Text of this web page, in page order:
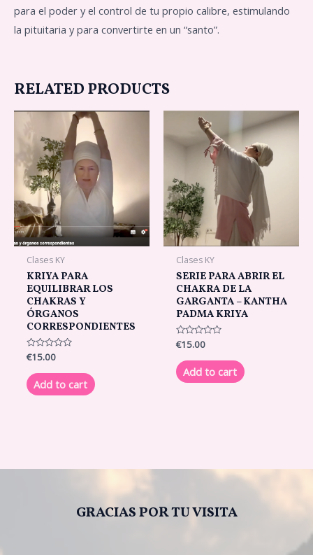
para el poder y el control de tu propio calibre, estimulando
la pituitaria y para convertirte en un “santo”.
RELATED PRODUCTS
Clases KY
KRIYA PARA
EQUILIBRAR LOS
CHAKRAS Y
ÓRGANOS
CORRESPONDIENTES
Rated
0
out
of
5
€15.00
Add to cart
Clases KY
SERIE PARA ABRIR EL
CHAKRA DE LA
GARGANTA – KANTHA
PADMA KRIYA
Rated
0
out
of
5
€15.00
Add to cart
GRACIAS POR TU VISITA